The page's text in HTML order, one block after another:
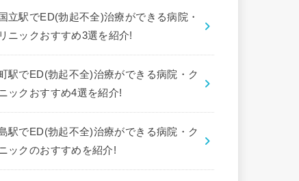
立駅でED(勃起不全)治療ができる病院・
ニックおすすめ3選を紹介!
駅でED(勃起不全)治療ができる病院・ク
ックおすすめ4選を紹介!
駅でED(勃起不全)治療ができる病院・ク
ックのおすすめを紹介!